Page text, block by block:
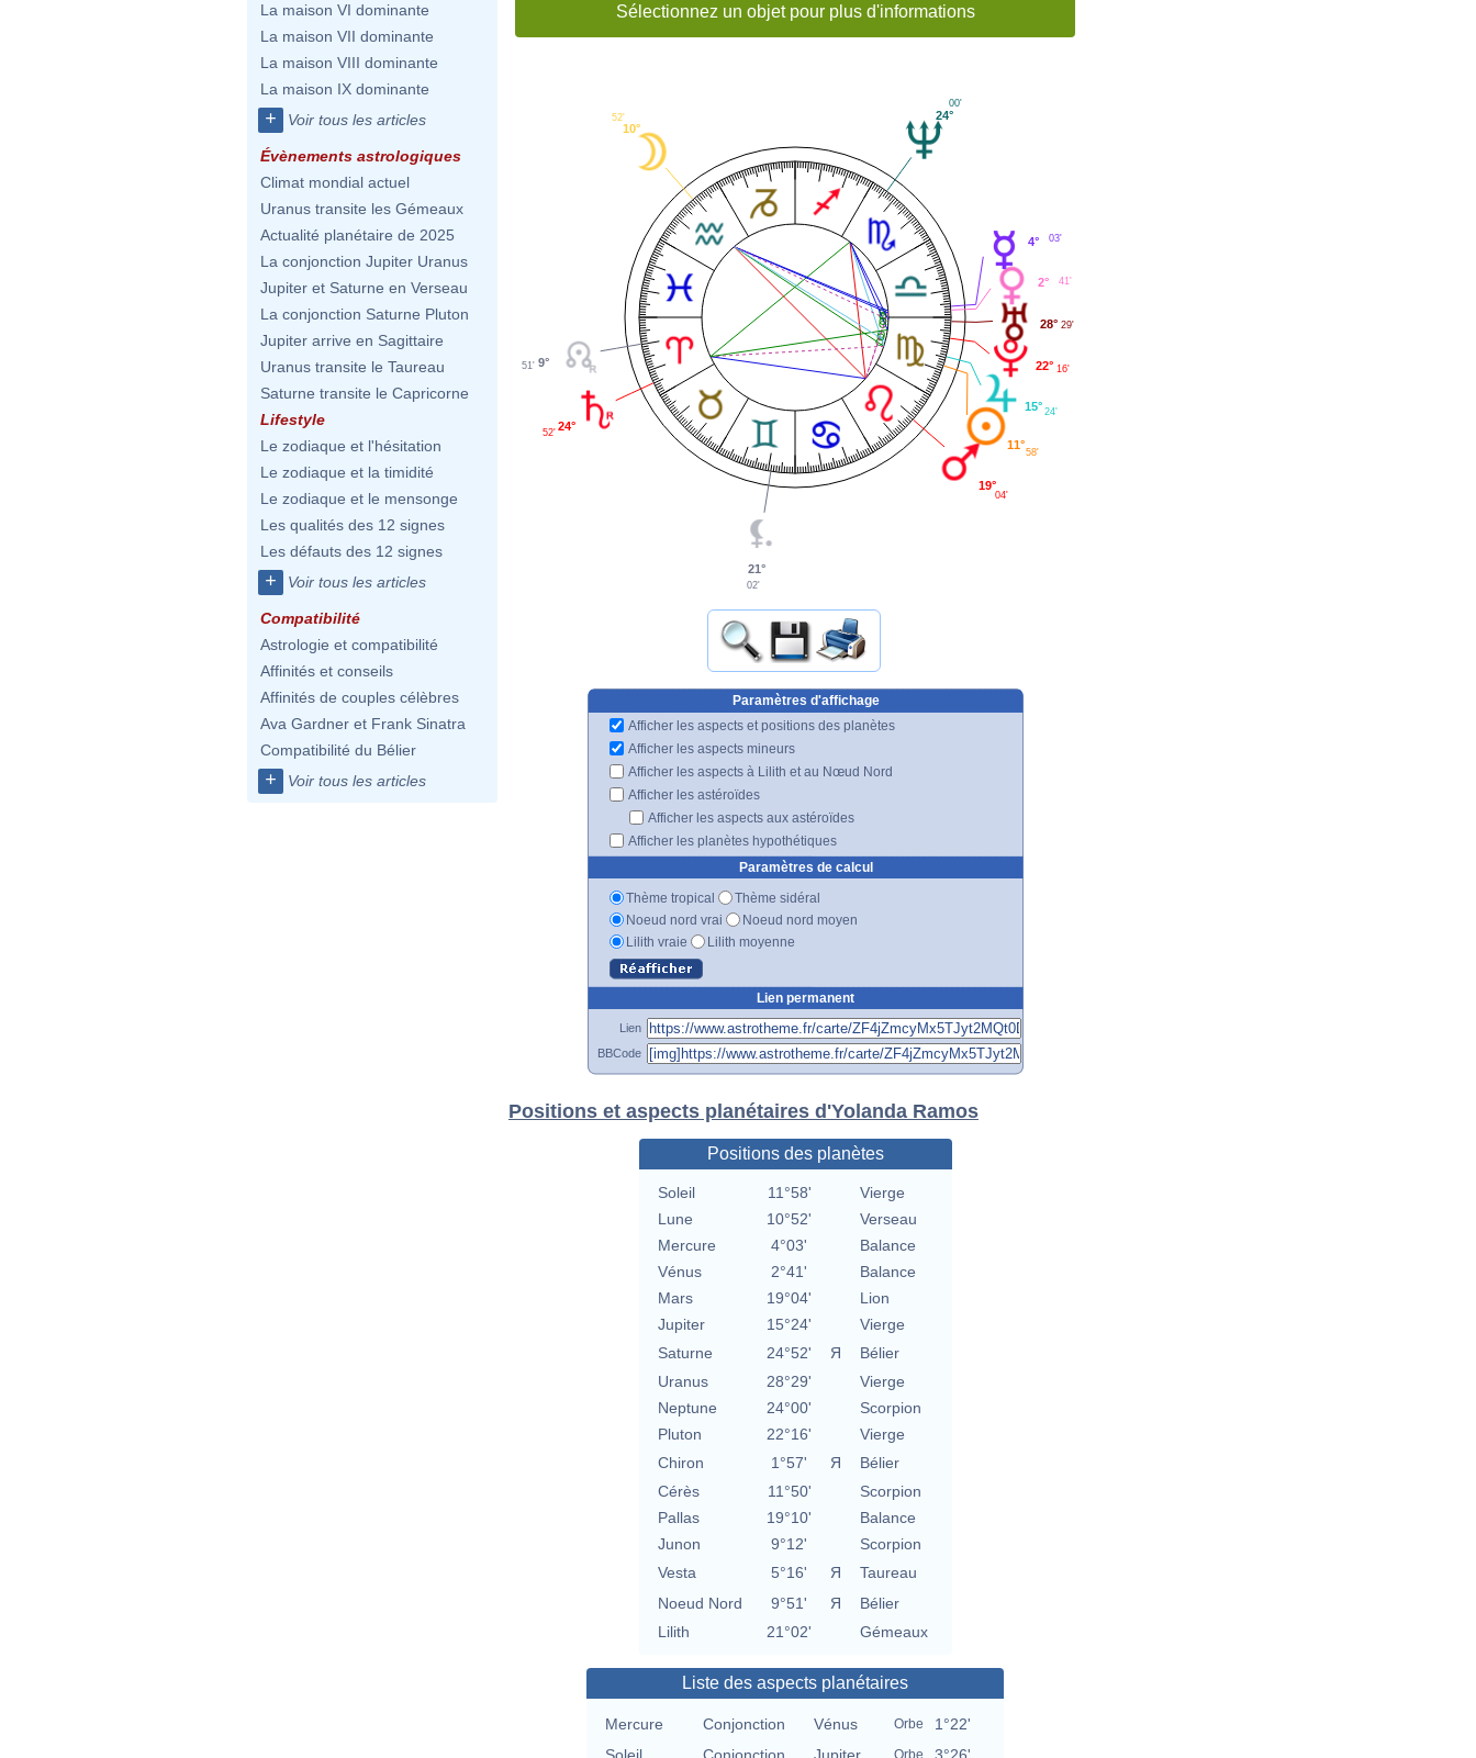
La maison VI dominante
La maison VII dominante
La maison VIII dominante
La maison IX dominante
+ Voir tous les articles
Évènements astrologiques
Climat mondial actuel
Uranus transite les Gémeaux
Actualité planétaire de 2025
La conjonction Jupiter Uranus
Jupiter et Saturne en Verseau
La conjonction Saturne Pluton
Jupiter arrive en Sagittaire
Uranus transite le Taureau
Saturne transite le Capricorne
Lifestyle
Le zodiaque et l'hésitation
Le zodiaque et la timidité
Le zodiaque et le mensonge
Les qualités des 12 signes
Les défauts des 12 signes
+ Voir tous les articles
Compatibilité
Astrologie et compatibilité
Affinités et conseils
Affinités de couples célèbres
Ava Gardner et Frank Sinatra
Compatibilité du Bélier
+ Voir tous les articles
Sélectionnez un objet pour plus d'informations
2° 41'
4° 03'
24°
00'
10°
52'
9°
51'
24°
52'
21°
02'
19°
04'
11°
58'
15° 24'
22° 16'
28° 29'
Paramètres d'affichage
Afficher les aspects et positions des planètes
Afficher les aspects mineurs
Afficher les aspects à Lilith et au Nœud Nord
Afficher les astéroïdes
Afficher les aspects aux astéroïdes
Afficher les planètes hypothétiques
Paramètres de calcul
Thème tropical
Thème sidéral
Noeud nord vrai
Noeud nord moyen
Lilith vraie
Lilith moyenne
Lien permanent
Lien
BBCode
Positions et aspects planétaires d'Yolanda Ramos
Positions des planètes
Soleil 11°58'
Vierge
Lune
10°52'
Verseau
Mercure
4°03'
Balance
Vénus
2°41'
Balance
Mars
19°04'
Lion
Jupiter
15°24'
Vierge
Saturne
24°52' Я
Bélier
Uranus
28°29'
Vierge
Neptune
24°00'
Scorpion
Pluton
22°16'
Vierge
Chiron
1°57' Я
Bélier
Cérès
11°50'
Scorpion
Pallas
19°10'
Balance
Junon
9°12'
Scorpion
Vesta
5°16' Я
Taureau
Noeud Nord
9°51' Я
Bélier
Lilith
21°02' Gémeaux
Liste des aspects planétaires
Mercure Conjonction Vénus Orbe
1°22'